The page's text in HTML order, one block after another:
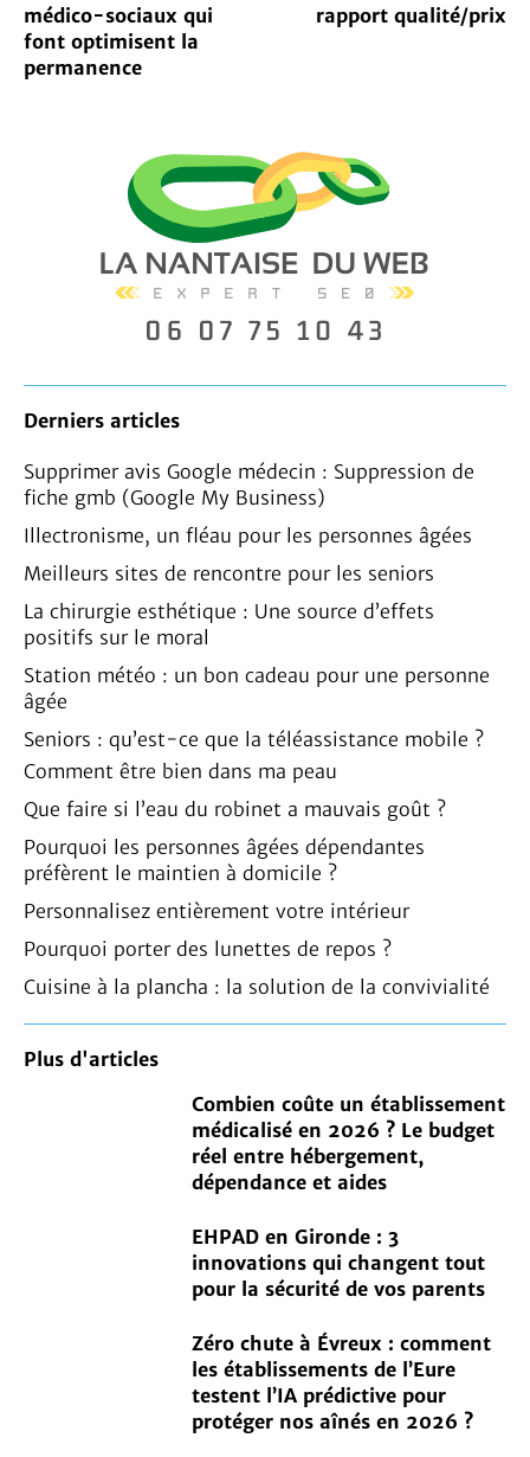
médico-sociaux qui
font optimisent la
permanence
rapport qualité/prix
Derniers articles
Supprimer avis Google médecin : Suppression de
fiche gmb (Google My Business)
Illectronisme, un fléau pour les personnes âgées
Meilleurs sites de rencontre pour les seniors
La chirurgie esthétique : Une source d’effets
positifs sur le moral
Station météo : un bon cadeau pour une personne
âgée
Seniors : qu’est-ce que la téléassistance mobile ?
Comment être bien dans ma peau
Que faire si l’eau du robinet a mauvais goût ?
Pourquoi les personnes âgées dépendantes
préfèrent le maintien à domicile ?
Personnalisez entièrement votre intérieur
Pourquoi porter des lunettes de repos ?
Cuisine à la plancha : la solution de la convivialité
Plus d'articles
Combien coûte un établissement
médicalisé en 2026 ? Le budget
réel entre hébergement,
dépendance et aides
EHPAD en Gironde : 3
innovations qui changent tout
pour la sécurité de vos parents
Zéro chute à Évreux : comment
les établissements de l’Eure
testent l’IA prédictive pour
protéger nos aînés en 2026 ?